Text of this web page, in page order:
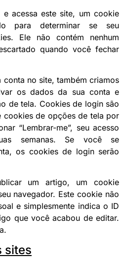
acessa este site, um cookie
para determinar se seu
Ele não contém nenhum
quando você fechar
conta no site, também criamos
os dados da sua conta e
de tela. Cookies de login são
cookies de opções de tela por
“Lembrar-me”, seu acesso
semanas. Se você se
os cookies de login serão
um artigo, um cookie
navegador. Este cookie não
e simplesmente indica o ID
que você acabou de editar.
sites